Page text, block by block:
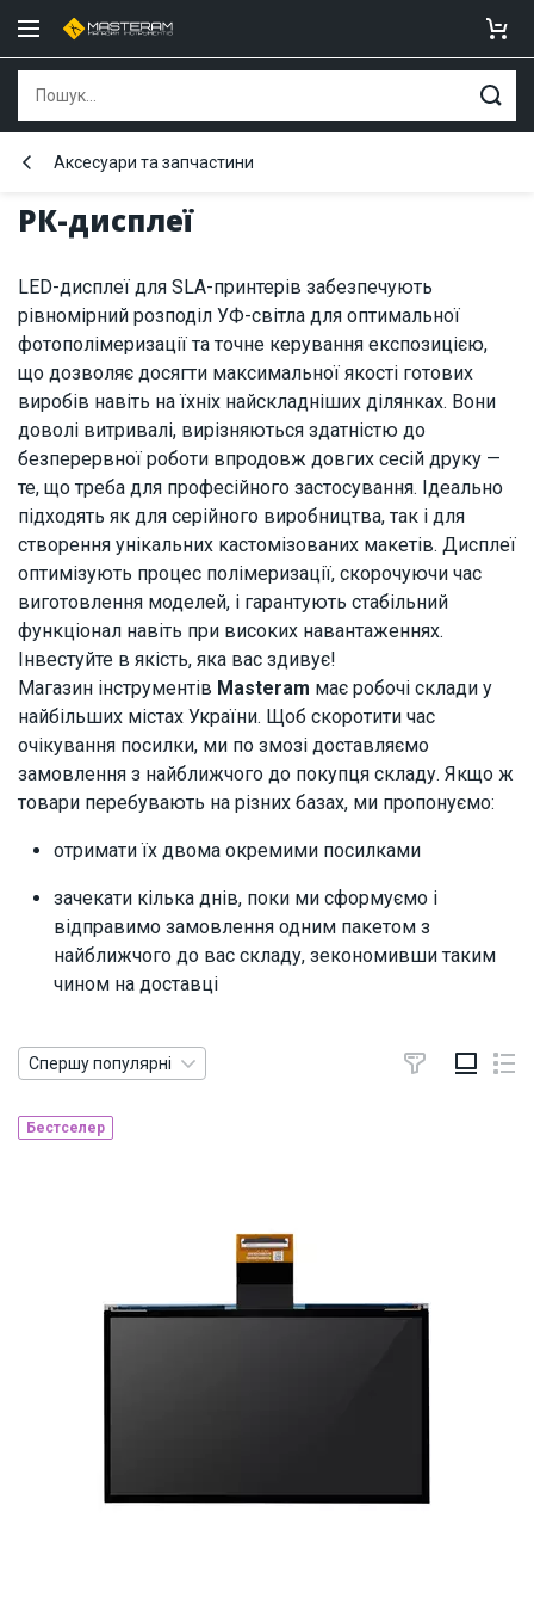
РК-дисплеї
Аксесуари та запчастини
LED-дисплеї для SLA-принтерів забезпечують
рівномірний розподіл УФ-світла для оптимальної
фотополімеризації та точне керування експозицією,
що дозволяє досягти максимальної якості готових
виробів навіть на їхніх найскладніших ділянках. Вони
доволі витривалі, вирізняються здатністю до
безперервної роботи впродовж довгих сесій друку —
те, що треба для професійного застосування. Ідеально
підходять як для серійного виробництва, так і для
створення унікальних кастомізованих макетів. Дисплеї
оптимізують процес полімеризації, скорочуючи час
виготовлення моделей, і гарантують стабільний
функціонал навіть при високих навантаженнях.
Інвестуйте в якість, яка вас здивує!
Магазин інструментів Masteram має робочі склади у
найбільших містах України. Щоб скоротити час
очікування посилки, ми по змозі доставляємо
замовлення з найближчого до покупця складу. Якщо ж
товари перебувають на різних базах, ми пропонуємо:
отримати їх двома окремими посилками
зачекати кілька днів, поки ми сформуємо і
відправимо замовлення одним пакетом з
найближчого до вас складу, зекономивши таким
чином на доставці
Спершу популярні
Бестселер